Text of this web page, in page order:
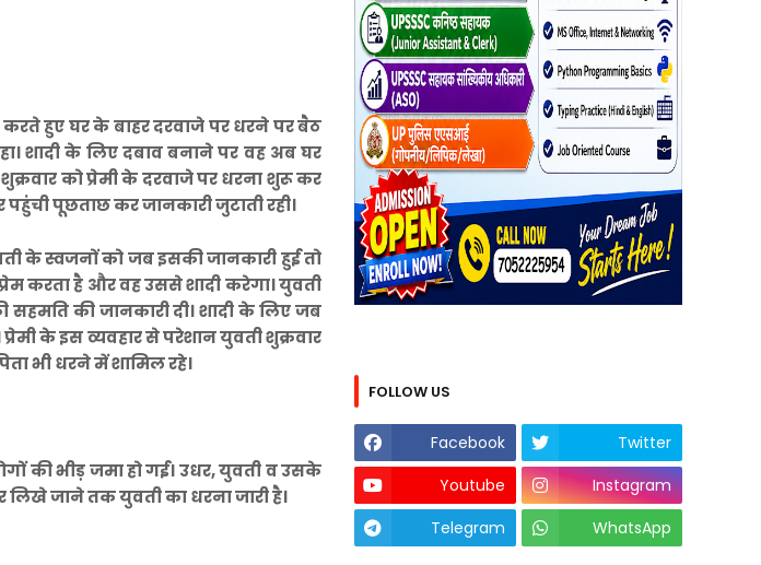
हुए घर के बाहर दरवाजे पर धरने पर बैठ
शादी के लिए दबाव बनाने पर वह अब घर
को प्रेमी के दरवाजे पर धरना शुरू कर
पूछताछ कर जानकारी जुटाती रही।
के स्वजनों को जब इसकी जानकारी हुई तो
करता है और वह उससे शादी करेगा। युवती
की जानकारी दी। शादी के लिए जब
के इस व्यवहार से परेशान युवती शुक्रवार
भी धरने में शामिल रहे।
की भीड़ जमा हो गई। उधर, युवती व उसके
जाने तक युवती का धरना जारी है।
FOLLOW US
Facebook
Twitter
Youtube
Instagram
Telegram
WhatsApp